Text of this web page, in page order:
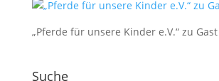
„Pferde für unsere Kinder e.V.“ zu
Suche